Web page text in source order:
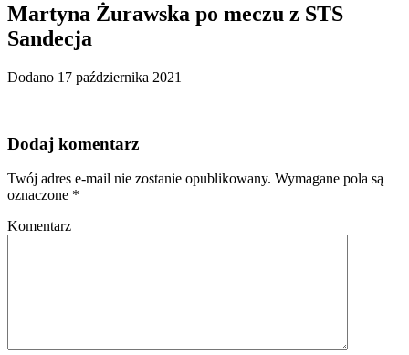
Martyna Żurawska po meczu z STS
Sandecja
Dodano 17 października 2021
Dodaj komentarz
Twój adres e-mail nie zostanie opublikowany. Wymagane pola są
oznaczone *
Komentarz